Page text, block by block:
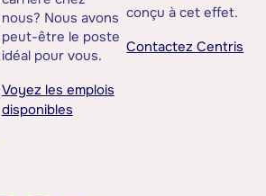
nous? Nous avons
peut-être le poste
idéal pour vous.
Voyez les emplois
disponibles
conçu à cet effet.
Contactez Centris